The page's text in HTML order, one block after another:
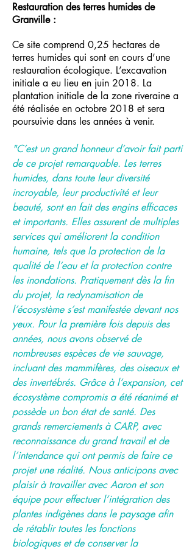
Restauration des terres humides de
Granville :
Ce site comprend 0,25 hectares de
terres humides qui sont en cours d’une
restauration écologique. L’excavation
initiale a eu lieu en juin 2018. La
plantation initiale de la zone riveraine a
été réalisée en octobre 2018 et sera
poursuivie dans les années à venir.
"C’est un grand honneur d’avoir fait parti
de ce projet remarquable. Les terres
humides, dans toute leur diversité
incroyable, leur productivité et leur
beauté, sont en fait des engins efficaces
et importants. Elles assurent de multiples
services qui améliorent la condition
humaine, tels que la protection de la
qualité de l’eau et la protection contre
les inondations. Pratiquement dès la fin
du projet, la redynamisation de
l’écosystème s’est manifestée devant nos
yeux. Pour la première fois depuis des
années, nous avons observé de
nombreuses espèces de vie sauvage,
incluant des mammifères, des oiseaux et
des invertébrés. Grâce à l’expansion, cet
écosystème compromis a été réanimé et
possède un bon état de santé. Des
grands remerciements à CARP, avec
reconnaissance du grand travail et de
l’intendance qui ont permis de faire ce
projet une réalité. Nous anticipons avec
plaisir à travailler avec Aaron et son
équipe pour effectuer l’intégration des
plantes indigènes dans le paysage afin
de rétablir toutes les fonctions
biologiques et de conserver la